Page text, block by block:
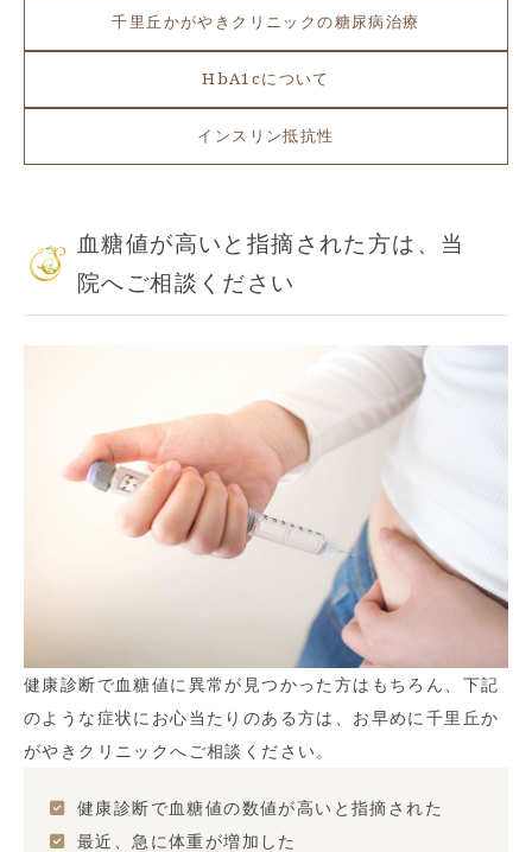
千里丘かがやきクリニックの糖尿病治療
HbA1cについて
インスリン抵抗性
血糖値が高いと指摘された方は、当
院へご相談ください
健康診断で血糖値に異常が見つかった方はもちろん、下記
のような症状にお心当たりのある方は、お早めに千里丘か
がやきクリニックへご相談ください。
健康診断で血糖値の数値が高いと指摘された
最近、急に体重が増加した